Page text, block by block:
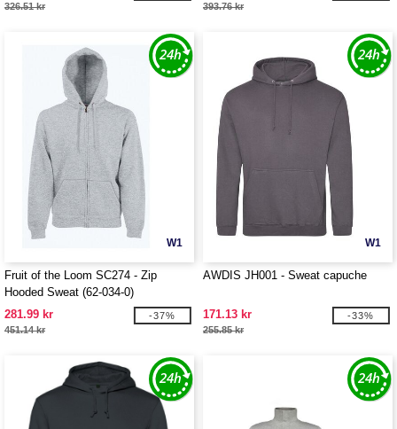
326.51 kr 393.76 kr
W1
Fruit of the Loom SC274 - Zip
Hooded Sweat (62-034-0)
281.99 kr
451.14 kr
-37%
W1
AWDIS JH001 - Sweat capuche
171.13 kr
255.85 kr
-33%